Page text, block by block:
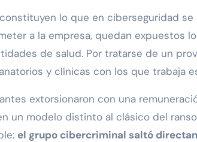
lo que en ciberseguridad se
a la empresa, quedan expuestos
de salud. Por tratarse de un
y clínicas con los que trabaja
extorsionaron con una
un modelo distinto al clásico del
el grupo cibercriminal saltó